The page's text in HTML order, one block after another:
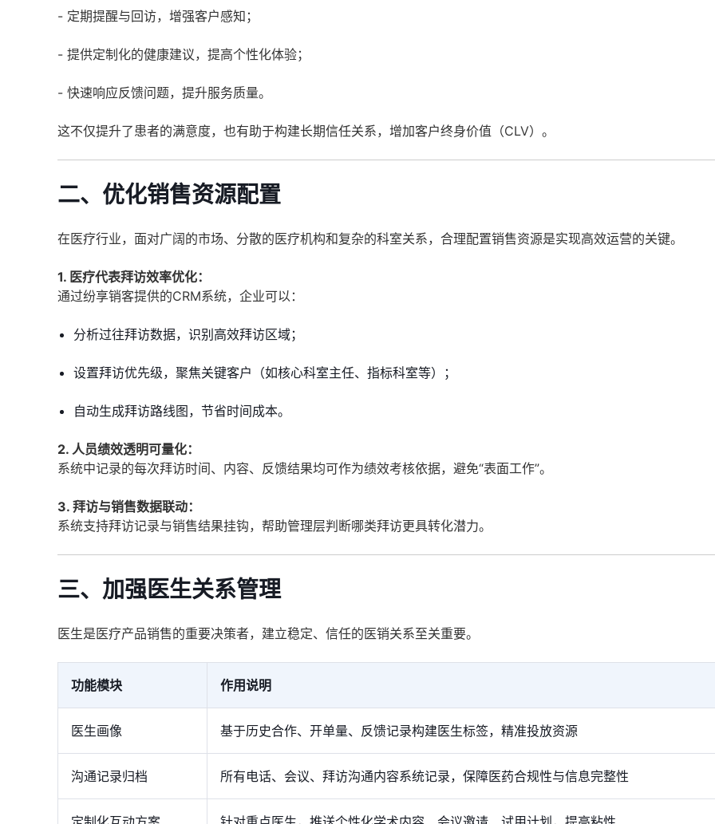
- 定期提醒与回访，增强客户感知；
- 提供定制化的健康建议，提高个性化体验；
- 快速响应反馈问题，提升服务质量。
这不仅提升了患者的满意度，也有助于构建长期信任关系，增加客户终身价值（CLV）。
二、优化销售资源配置
在医疗行业，面对广阔的市场、分散的医疗机构和复杂的科室关系，合理配置销售资源是实现高效运营的关键。
1. 医疗代表拜访效率优化：
通过纷享销客提供的CRM系统，企业可以：
分析过往拜访数据，识别高效拜访区域；
设置拜访优先级，聚焦关键客户（如核心科室主任、指标科室等）；
自动生成拜访路线图，节省时间成本。
2. 人员绩效透明可量化：
系统中记录的每次拜访时间、内容、反馈结果均可作为绩效考核依据，避免“表面工作”。
3. 拜访与销售数据联动：
系统支持拜访记录与销售结果挂钩，帮助管理层判断哪类拜访更具转化潜力。
三、加强医生关系管理
医生是医疗产品销售的重要决策者，建立稳定、信任的医销关系至关重要。
功能模块 作用说明
医生画像 基于历史合作、开单量、反馈记录构建医生标签，精准投放资源
沟通记录归档 所有电话、会议、拜访沟通内容系统记录，保障医药合规性与信息完整性